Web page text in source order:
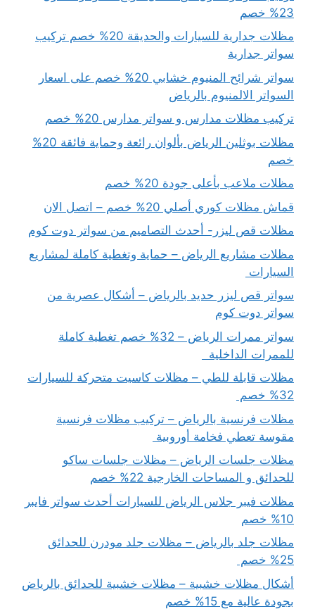
23% خصم
مظلات جدارية للسيارات والحديقة 20% خصم تركيب
سواتر جدارية
سواتر شرائح المنيوم خشابي 20% خصم على اسعار
السواتر الالمنيوم بالرياض
تركيب مظلات مدارس و سواتر مدارس 20% خصم
مظلات بوثلين الرياض بألوان رائعة وحماية فائقة 20%
خصم
مظلات ملاعب بأعلى جودة 20% خصم
قماش مظلات كوري أصلي 20% خصم – اتصل الان
مظلات قص ليزر- أحدث التصاميم من سواتر دوت كوم
مظلات مشاريع الرياض – حماية وتغطية كاملة لمشاريع
السيارات
سواتر قص ليزر حديد بالرياض – أشكال عصرية من
سواتر دوت كوم
سواتر ممرات الرياض – 32% خصم تغطية كاملة
للممرات الداخلية
مظلات قابلة للطي – مظلات كاسيت متحركة للسيارات
32% خصم
مظلات فرنسية بالرياض – تركيب مظلات فرنسية
مقوسة تعطي فخامة أوروبية
مظلات جلسات الرياض – مظلات جلسات ساكو
للحدائق و المساحات الخارجية 22% خصم
مظلات فيبر جلاس الرياض للسيارات أحدث سواتر فايبر
10% خصم
مظلات جلد بالرياض – مظلات جلد مودرن للحدائق
25% خصم
أشكال مظلات خشبية – مظلات خشبية للحدائق بالرياض
بجودة عالية مع 15% خصم